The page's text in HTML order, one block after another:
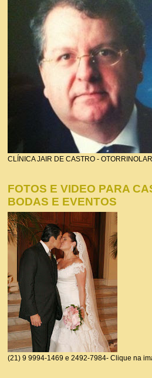
CLÍNICA JAIR DE CASTRO -
FOTOS E VIDEO PARA
BODAS E EVENTOS
(21) 9 9994-1469 e 2492-7984- Clique na